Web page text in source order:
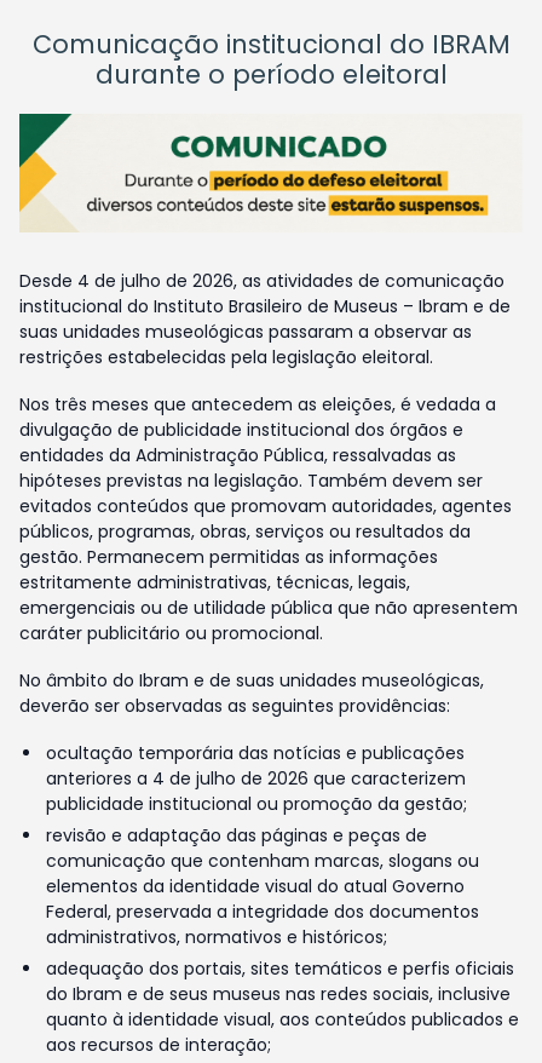
Comunicação institucional do IBRAM
durante o período eleitoral
Desde 4 de julho de 2026, as atividades de comunicação
institucional do Instituto Brasileiro de Museus – Ibram e de
suas unidades museológicas passaram a observar as
restrições estabelecidas pela legislação eleitoral.
Nos três meses que antecedem as eleições, é vedada a
divulgação de publicidade institucional dos órgãos e
entidades da Administração Pública, ressalvadas as
hipóteses previstas na legislação. Também devem ser
evitados conteúdos que promovam autoridades, agentes
públicos, programas, obras, serviços ou resultados da
gestão. Permanecem permitidas as informações
estritamente administrativas, técnicas, legais,
emergenciais ou de utilidade pública que não apresentem
caráter publicitário ou promocional.
No âmbito do Ibram e de suas unidades museológicas,
deverão ser observadas as seguintes providências:
ocultação temporária das notícias e publicações
anteriores a 4 de julho de 2026 que caracterizem
publicidade institucional ou promoção da gestão;
revisão e adaptação das páginas e peças de
comunicação que contenham marcas, slogans ou
elementos da identidade visual do atual Governo
Federal, preservada a integridade dos documentos
administrativos, normativos e históricos;
adequação dos portais, sites temáticos e perfis oficiais
do Ibram e de seus museus nas redes sociais, inclusive
quanto à identidade visual, aos conteúdos publicados e
aos recursos de interação;